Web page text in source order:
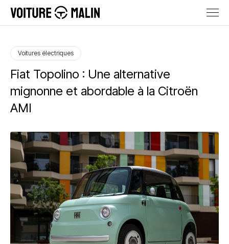
Voitures électriques
Fiat Topolino : Une alternative
mignonne et abordable à la Citroën
AMI